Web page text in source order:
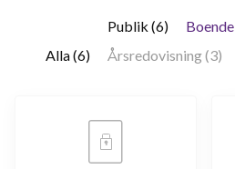
Publik (6) Boende
Alla (6)
Årsredovisning (3)